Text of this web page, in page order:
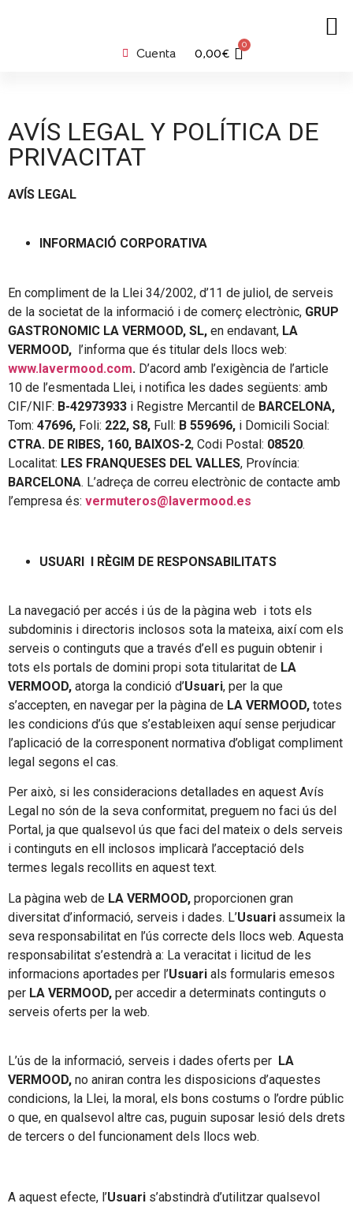
Cuenta 0,00€
0
AVÍS LEGAL Y POLÍTICA DE
PRIVACITAT
AVÍS LEGAL
INFORMACIÓ CORPORATIVA
En compliment de la Llei 34/2002, d’11 de juliol, de serveis
de la societat de la informació i de comerç electrònic, GRUP
GASTRONOMIC LA VERMOOD, SL, en endavant, LA
VERMOOD, l’informa que és titular dels llocs web:
www.lavermood.com. D’acord amb l’exigència de l’article
10 de l’esmentada Llei, i notifica les dades següents: amb
CIF/NIF: B-42973933 i Registre Mercantil de BARCELONA,
Tom: 47696, Foli: 222, S8, Full: B 559696, i Domicili Social:
CTRA. DE RIBES, 160, BAIXOS-2, Codi Postal: 08520.
Localitat: LES FRANQUESES DEL VALLES, Província:
BARCELONA. L’adreça de correu electrònic de contacte amb
l’empresa és: vermuteros@lavermood.es
USUARI I RÈGIM DE RESPONSABILITATS
La navegació per accés i ús de la pàgina web i tots els
subdominis i directoris inclosos sota la mateixa, així com els
serveis o continguts que a través d’ell es puguin obtenir i
tots els portals de domini propi sota titularitat de LA
VERMOOD, atorga la condició d’Usuari, per la que
s’accepten, en navegar per la pàgina de LA VERMOOD, totes
les condicions d’ús que s’estableixen aquí sense perjudicar
l’aplicació de la corresponent normativa d’obligat compliment
legal segons el cas.
Per això, si les consideracions detallades en aquest Avís
Legal no són de la seva conformitat, preguem no faci ús del
Portal, ja que qualsevol ús que faci del mateix o dels serveis
i continguts en ell inclosos implicarà l’acceptació dels
termes legals recollits en aquest text.
La pàgina web de LA VERMOOD, proporcionen gran
diversitat d’informació, serveis i dades. L’Usuari assumeix la
seva responsabilitat en l’ús correcte dels llocs web. Aquesta
responsabilitat s’estendrà a: La veracitat i licitud de les
informacions aportades per l’Usuari als formularis emesos
per LA VERMOOD, per accedir a determinats continguts o
serveis oferts per la web.
L’ús de la informació, serveis i dades oferts per LA
VERMOOD, no aniran contra les disposicions d’aquestes
condicions, la Llei, la moral, els bons costums o l’ordre públic
o que, en qualsevol altre cas, puguin suposar lesió dels drets
de tercers o del funcionament dels llocs web.
A aquest efecte, l’Usuari s’abstindrà d’utilitzar qualsevol